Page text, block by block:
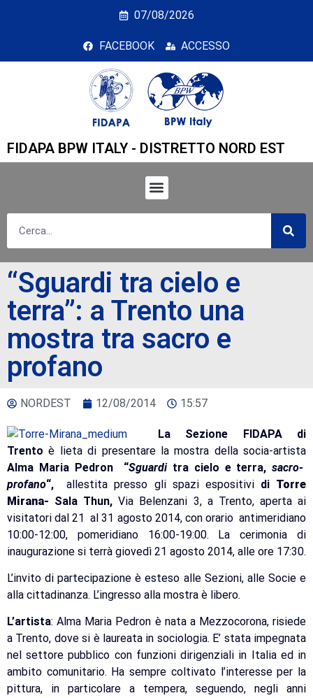
“Sguardi tra cielo e
07/08/2026
FACEBOOK ACCESSO
FIDAPA BPW ITALY - DISTRETTO NORD EST
“Sguardi tra cielo e
terra”: a Trento una
mostra tra sacro e
profano
NORDEST 12/08/2014 15:57
La Sezione FIDAPA di
Trento è lieta di presentare la mostra della socia-artista
Alma Maria Pedron “Sguarditra cielo e terra,sacro-
profano“,allestita presso gli spazi espositividiTorre
Mirana- Sala Thun,Via Belenzani 3, a Trento, aperta ai
visitatori dal 21 al 31 agosto 2014, con orario antimeridiano
10:00-12:00, pomeridiano 16:00-19:00. La cerimonia di
inaugurazione si terrà giovedì 21 agosto 2014, alle ore 17:30.
L’invito di partecipazione è esteso alle Sezioni, alle Socie e
alla cittadinanza. L’ingresso alla mostra è libero.
L’artista: Alma Maria Pedron è nata a Mezzocorona, risiede
a Trento, dove si è laureata in sociologia. E’ stata impegnata
nel settore pubblico con funzioni dirigenziali in Italia ed in
ambito comunitario. Ha sempre coltivato l’interesse per la
pittura, in particolare a tempera, seguendo, negli anni